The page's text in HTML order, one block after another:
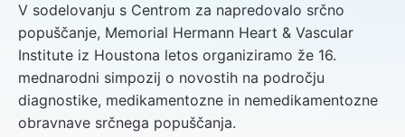
V sodelovanju s Centrom za napredovalo srčno
popuščanje, Memorial Hermann Heart & Vascular
Institute iz Houstona letos organiziramo že 16.
mednarodni simpozij o novostih na področju
diagnostike, medikamentozne in nemedikamentozne
obravnave srčnega popuščanja.